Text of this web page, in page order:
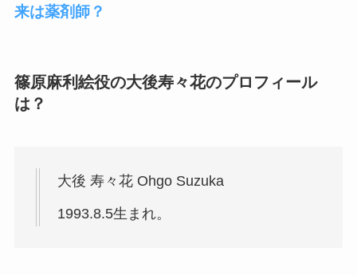
来は薬剤師？
篠原麻利絵役の大後寿々花のプロフィール
は？
大後 寿々花 Ohgo Suzuka
1993.8.5生まれ。